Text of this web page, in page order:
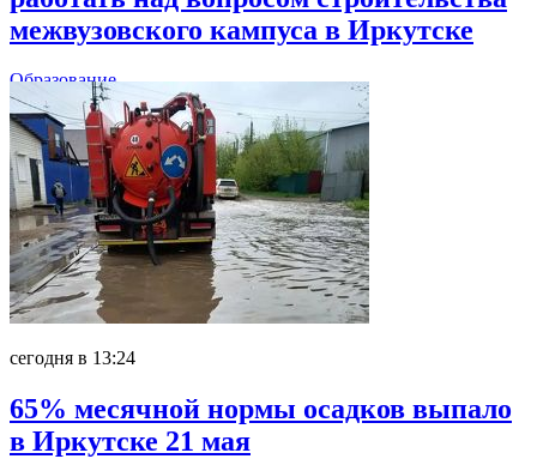
межвузовского кампуса в Иркутске
Образование
сегодня в 13:24
65% месячной нормы осадков выпало
в Иркутске 21 мая